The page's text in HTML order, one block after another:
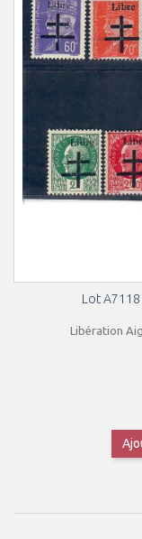
Lot A7118
Libération